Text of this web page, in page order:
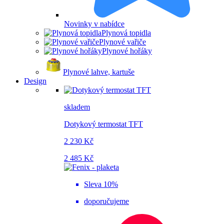
Novinky v nabídce
Plynová topidla
Plynové vařiče
Plynové hořáky
Plynové lahve, kartuše
Design
skladem
Dotykový termostat TFT
2 230 Kč
2 485 Kč
Sleva 10%
doporučujeme